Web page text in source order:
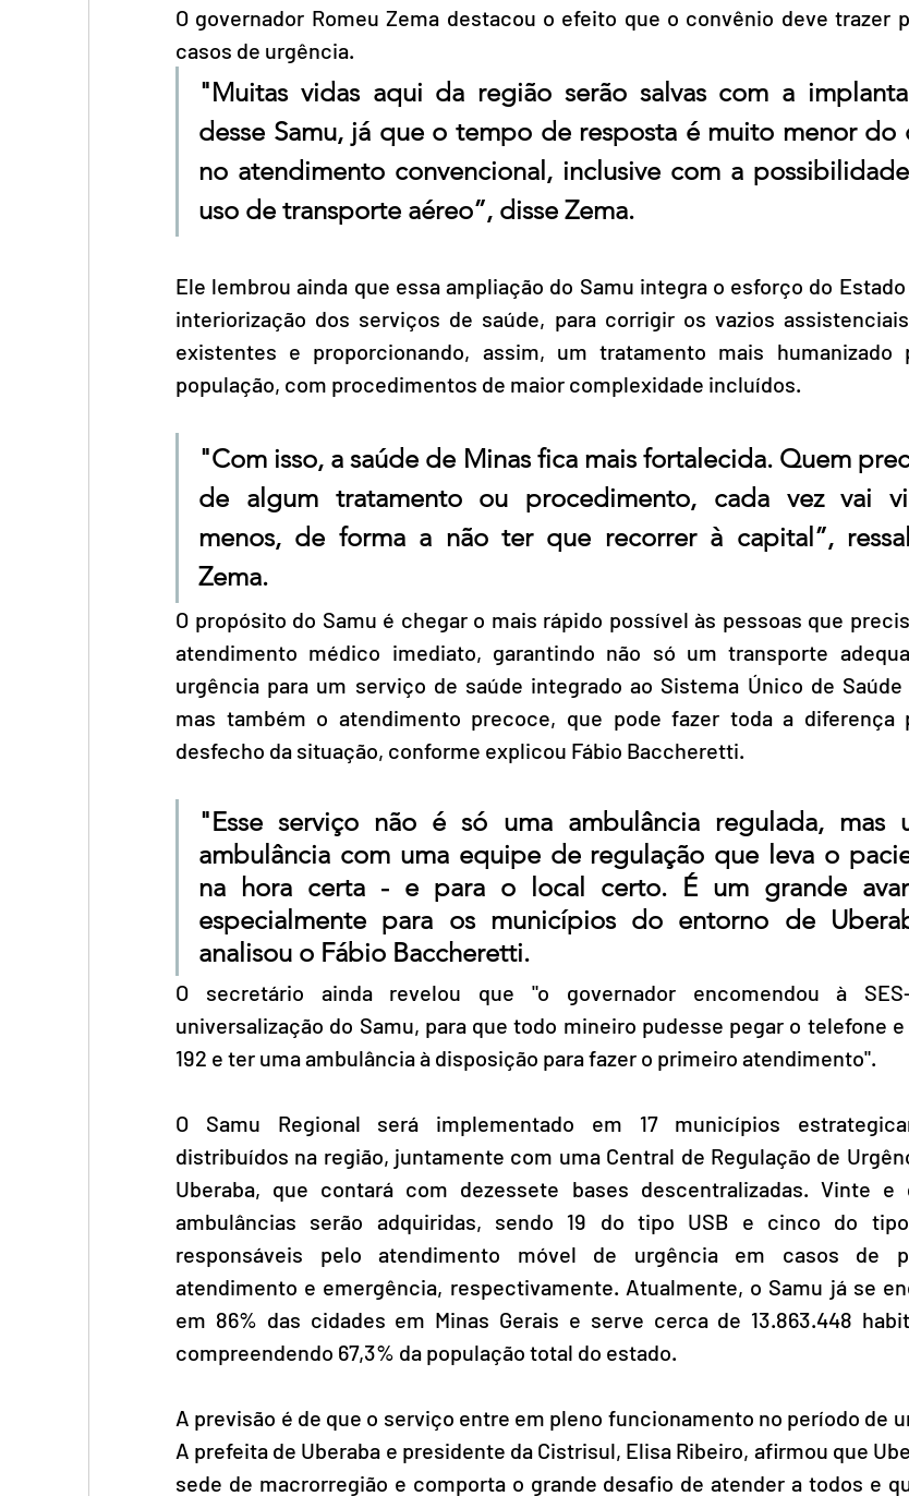
O governador Romeu Zema destacou o efeito que o convênio deve trazer
casos de urgência.
"Muitas vidas aqui da região serão salvas com a
desse Samu, já que o tempo de resposta é muito menor do
no atendimento convencional, inclusive com a
uso de transporte aéreo”, disse Zema.
Ele lembrou ainda que essa ampliação do Samu integra o esforço do Estado
interiorização dos serviços de saúde, para corrigir os vazios
existentes e proporcionando, assim, um tratamento mais humanizado
população, com procedimentos de maior complexidade incluídos.
"Com isso, a saúde de Minas fica mais fortalecida. Quem
de algum tratamento ou procedimento, cada vez vai
menos, de forma a não ter que recorrer à capital”,
Zema.
O propósito do Samu é chegar o mais rápido possível às pessoas que
atendimento médico imediato, garantindo não só um transporte
urgência para um serviço de saúde integrado ao Sistema Único de Saúde
mas também o atendimento precoce, que pode fazer toda a diferença
desfecho da situação, conforme explicou Fábio Baccheretti.
"Esse serviço não é só uma ambulância regulada, mas
ambulância com uma equipe de regulação que leva o
na hora certa - e para o local certo. É um grande
especialmente para os municípios do entorno de
analisou o Fábio Baccheretti.
O secretário ainda revelou que "o governador encomendou à
universalização do Samu, para que todo mineiro pudesse pegar o telefone
192 e ter uma ambulância à disposição para fazer o primeiro atendimento".
O Samu Regional será implementado em 17 municípios
distribuídos na região, juntamente com uma Central de Regulação de
Uberaba, que contará com dezessete bases descentralizadas. Vinte e
ambulâncias serão adquiridas, sendo 19 do tipo USB e cinco do
responsáveis pelo atendimento móvel de urgência em casos de
atendimento e emergência, respectivamente. Atualmente, o Samu já se
em 86% das cidades em Minas Gerais e serve cerca de 13.863.448
compreendendo 67,3% da população total do estado.
A previsão é de que o serviço entre em pleno funcionamento no período de
A prefeita de Uberaba e presidente da Cistrisul, Elisa Ribeiro, afirmou que
sede de macrorregião e comporta o grande desafio de atender a todos e